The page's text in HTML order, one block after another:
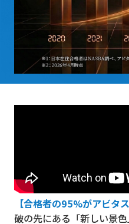
【合格者の95%がアビタ
破の先にある「新しい景色